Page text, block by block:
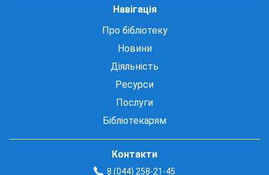
Навігація
Про бібліотеку
Новини
Діяльність
Ресурси
Послуги
Бібліотекарям
Контакти
8 (044) 258-21-45